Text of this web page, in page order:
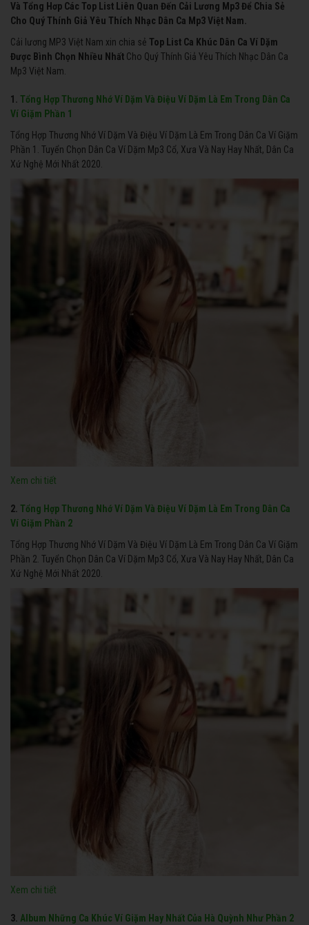
Và Tổng Hơp Các Top List Liên Quan Đến Cải Lương Mp3 Để Chia Sẻ
Cho Quý Thính Giả Yêu Thích Nhạc Dân Ca Mp3 Việt Nam.
Cải lương MP3 Việt Nam xin chia sẻ Top List Ca Khúc Dân Ca Ví Dặm
Được Bình Chọn Nhiều Nhất Cho Quý Thính Giả Yêu Thích Nhạc Dân Ca
Mp3 Việt Nam.
1. Tổng Hợp Thương Nhớ Ví Dặm Và Điệu Ví Dặm Là Em Trong Dân Ca
Ví Giặm Phần 1
Tổng Hợp Thương Nhớ Ví Dặm Và Điệu Ví Dặm Là Em Trong Dân Ca Ví Giặm
Phần 1. Tuyển Chọn Dân Ca Ví Dặm Mp3 Cổ, Xưa Và Nay Hay Nhất, Dân Ca
Xứ Nghệ Mới Nhất 2020.
Xem chi tiết
2. Tổng Hợp Thương Nhớ Ví Dặm Và Điệu Ví Dặm Là Em Trong Dân Ca
Ví Giặm Phần 2
Tổng Hợp Thương Nhớ Ví Dặm Và Điệu Ví Dặm Là Em Trong Dân Ca Ví Giặm
Phần 2. Tuyển Chọn Dân Ca Ví Dặm Mp3 Cổ, Xưa Và Nay Hay Nhất, Dân Ca
Xứ Nghệ Mới Nhất 2020.
Xem chi tiết
3. Album Những Ca Khúc Ví Giặm Hay Nhất Của Hà Quỳnh Như Phần 2